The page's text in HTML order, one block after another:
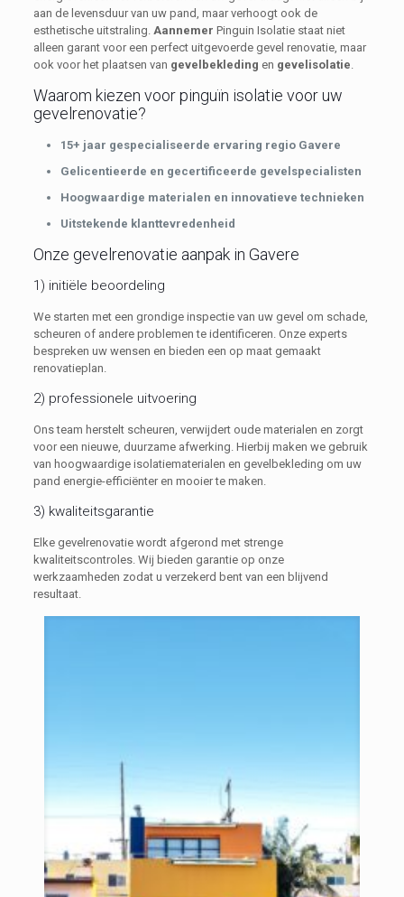
aan de levensduur van uw pand, maar verhoogt ook de
esthetische uitstraling. Aannemer Pinguin Isolatie staat niet
alleen garant voor een perfect uitgevoerde gevel renovatie, maar
ook voor het plaatsen van gevelbekleding en gevelisolatie
Waarom kiezen voor pinguïn isolatie voor uw
gevelrenovatie?
15+ jaar gespecialiseerde ervaring regio Gavere
Gelicentieerde en gecertificeerde gevelspecialisten
Hoogwaardige materialen en innovatieve technieken
Uitstekende klanttevredenheid
Onze gevelrenovatie aanpak in Gavere
1) initiële beoordeling
We starten met een grondige inspectie van uw gevel om schade,
scheuren of andere problemen te identificeren. Onze experts
bespreken uw wensen en bieden een op maat gemaakt
renovatieplan.
2) professionele uitvoering
Ons team herstelt scheuren, verwijdert oude materialen en zorgt
voor een nieuwe, duurzame afwerking. Hierbij maken we gebruik
van hoogwaardige isolatiematerialen en gevelbekleding om uw
pand energie-efficiënter en mooier te maken.
3) kwaliteitsgarantie
Elke gevelrenovatie wordt afgerond met strenge
kwaliteitscontroles. Wij bieden garantie op onze
werkzaamheden zodat u verzekerd bent van een blijvend
resultaat.